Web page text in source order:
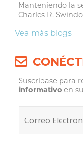
Manteniendo la
Charles R.
Vea más blogs
Suscríbase para
informativo en